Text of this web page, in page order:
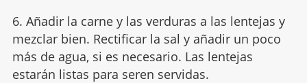
6. Añadir la carne y las verduras a las lentejas y
mezclar bien. Rectificar la sal y añadir un poco
más de agua, si es necesario. Las lentejas
estarán listas para seren servidas.